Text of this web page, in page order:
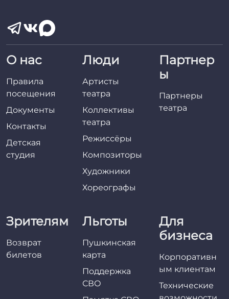
О нас
Правила
посещения
Документы
Контакты
Детская
студия
Люди
Артисты
театра
Коллективы
театра
Режиссёры
Композиторы
Художники
Хореографы
Партнер
ы
Партнеры
театра
Зрителям
Возврат
билетов
Льготы
Пушкинская
карта
Поддержка
СВО
Для
бизнеса
Корпоративн
ым клиентам
Технические